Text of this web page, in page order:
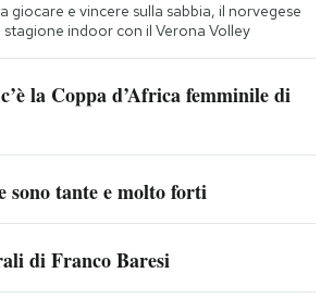
giocare e vincere sulla sabbia, il norvegese
indoor con il Verona Volley
la Coppa d’Africa femminile di
sono tante e molto forti
di Franco Baresi